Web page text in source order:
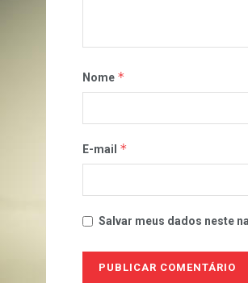
Nome *
E-mail *
Salvar meus dados neste